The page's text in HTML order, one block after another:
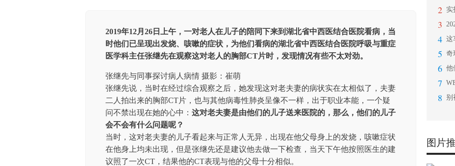
2019年12月26日上午，一对老人在儿子的陪同下来到湖北省中西医结合医院看病，当
时他们已呈现出发烧、咳嗽的症状，为他们看病的湖北省中西医结合医院呼吸与重症
医学科主任张继先在观察这对老人的胸部CT片时，发现情况有些不太对劲。
张继先与同事探讨病人病情 摄影：崔萌
张继先说，当时在经过综合观察之后，她发现这对老夫妻的病状实在太相似了，夫妻
二人拍出来的胸部CT片，也与其他病毒性肺炎呈像不一样，出于职业本能，一个疑
问不禁出现在她的心中： 这对老夫妻是由他们的儿子送来医院的，那么，他们的儿子
会不会有什么问题呢？
当时，这对老夫妻的儿子看起来与正常人无异，出现在他父母身上的发烧，咳嗽症状
在他身上均未出现，但是张继先还是建议他去做一下检查，当天下午他按照医生的建
议照了一次CT，结果他的CT表现与他的父母十分相似。
2
3
4
5
6
7
8
图片